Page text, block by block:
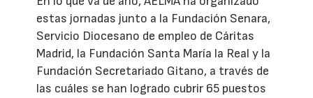
estas jornadas junto a la Fundación Senara,
Servicio Diocesano de empleo de Cáritas
Madrid, la Fundación Santa María la Real y la
Fundación Secretariado Gitano, a través de
las cuáles se han logrado cubrir 65 puestos